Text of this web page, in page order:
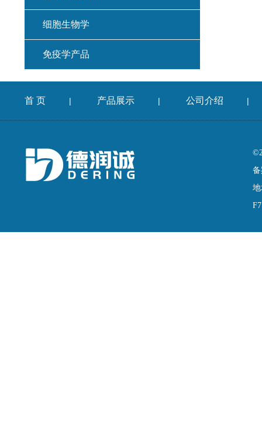
细胞生物学
免疫学产品
首 页 | 产品展示 | 公司介绍 |
备